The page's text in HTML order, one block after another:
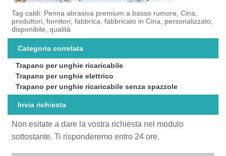
Tag caldi: Penna abrasiva premium a basso rumore, Cina,
produttori, fornitori, fabbrica, fabbricato in Cina, personalizzato,
disponibile, qualità
Categoria correlata
Trapano per unghie ricaricabile
Trapano per unghie elettrico
Trapano per unghie ricaricabile senza spazzole
Invia richiesta
Non esitate a dare la vostra richiesta nel modulo
sottostante. Ti risponderemo entro 24 ore.